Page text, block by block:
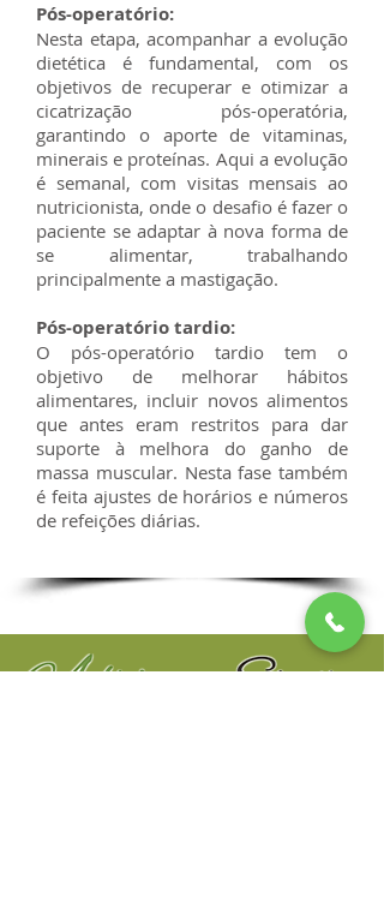
Pós-operatório:
Nesta etapa, acompanhar a evolução
dietética é fundamental, com os
objetivos de recuperar e otimizar a
cicatrização pós-operatória,
garantindo o aporte de vitaminas,
minerais e proteínas. Aqui a evolução
é semanal, com visitas mensais ao
nutricionista, onde o desafio é fazer o
paciente se adaptar à nova forma de
se alimentar, trabalhando
principalmente a mastigação.
Pós-operatório tardio:
O pós-operatório tardio tem o
objetivo de melhorar hábitos
alimentares, incluir novos alimentos
que antes eram restritos para dar
suporte à melhora do ganho de
massa muscular. Nesta fase também
é feita ajustes de horários e números
de refeições diárias.